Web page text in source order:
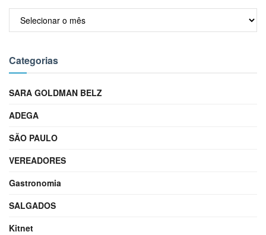
Arquivos
Categorias
SARA GOLDMAN BELZ
ADEGA
SÃO PAULO
VEREADORES
Gastronomia
SALGADOS
Kitnet